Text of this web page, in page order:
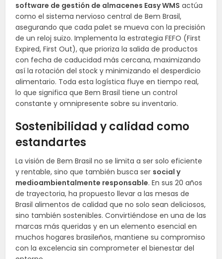
software de gestión de almacenes Easy WMS actúa
como el sistema nervioso central de Bem Brasil,
asegurando que cada palet se mueva con la precisión
de un reloj suizo. Implementa la estrategia FEFO (First
Expired, First Out), que prioriza la salida de productos
con fecha de caducidad más cercana, maximizando
así la rotación del stock y minimizando el desperdicio
alimentario. Toda esta logística fluye en tiempo real,
lo que significa que Bem Brasil tiene un control
constante y omnipresente sobre su inventario.
Sostenibilidad y calidad como
estandartes
La visión de Bem Brasil no se limita a ser solo eficiente
y rentable, sino que también busca ser social y
medioambientalmente responsable. En sus 20 años
de trayectoria, ha propuesto llevar a las mesas de
Brasil alimentos de calidad que no solo sean deliciosos,
sino también sostenibles. Convirtiéndose en una de las
marcas más queridas y en un elemento esencial en
muchos hogares brasileños, mantiene su compromiso
con la excelencia sin comprometer el bienestar del